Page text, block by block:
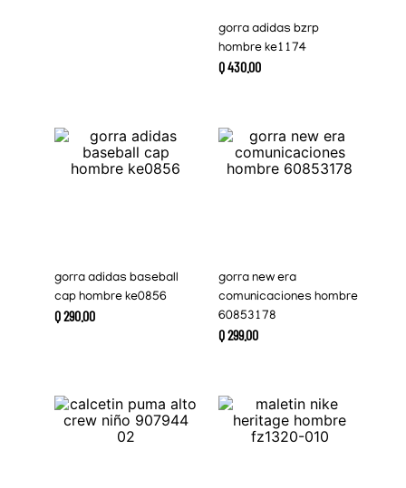
gorra adidas bzrp
hombre ke1174
Q430.00
gorra adidas baseball
cap hombre ke0856
Q290.00
gorra new era
comunicaciones hombre
60853178
Q299.00